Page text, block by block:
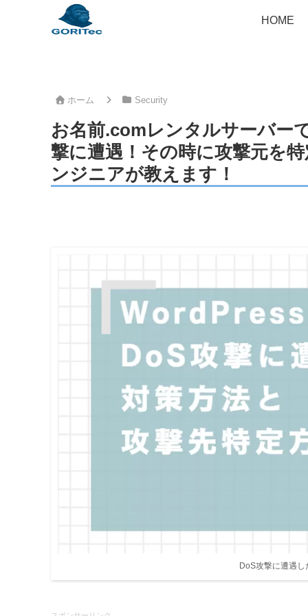
HOME
ホーム Security
お名前.comレンタルサーバー
撃に遭遇！その時に攻撃元を
ンジニアが教えます！
DoS攻撃に遭遇